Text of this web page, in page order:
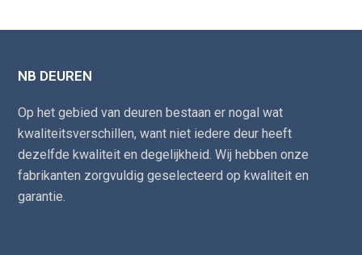
NB DEUREN
Op het gebied van deuren bestaan er nogal wat
kwaliteitsverschillen, want niet iedere deur heeft
dezelfde kwaliteit en degelijkheid. Wij hebben onze
fabrikanten zorgvuldig geselecteerd op kwaliteit en
garantie.